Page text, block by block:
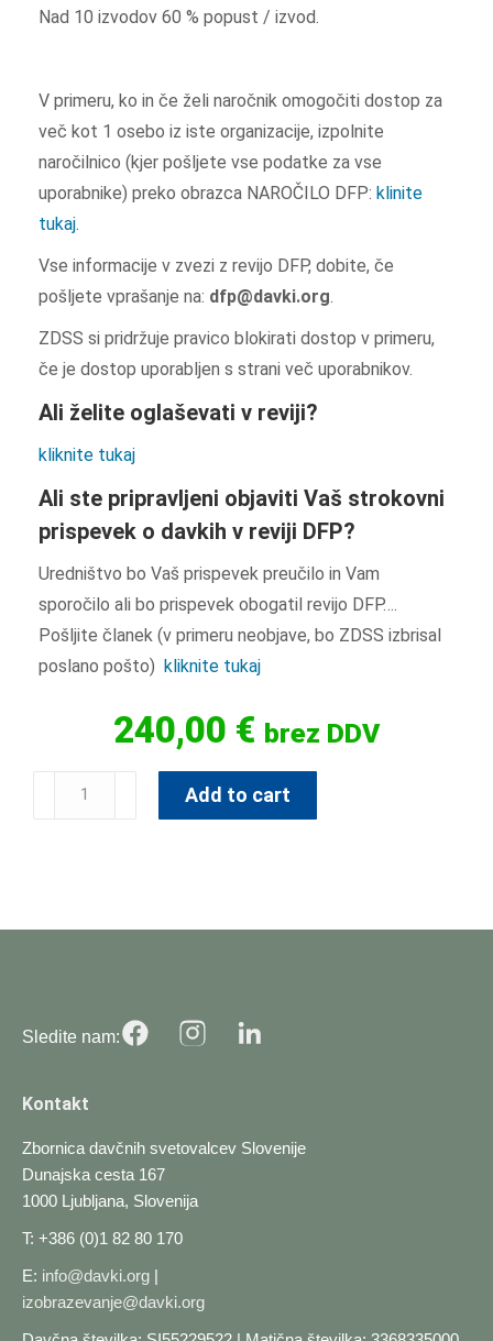
Nad 10 izvodov 60 % popust / izvod.
V primeru, ko in če želi naročnik omogočiti dostop za
več kot 1 osebo iz iste organizacije, izpolnite
naročilnico (kjer pošljete vse podatke za vse
uporabnike) preko obrazca NAROČILO DFP: klinite
tukaj.
Vse informacije v zvezi z revijo DFP, dobite, če
pošljete vprašanje na: dfp@davki.org
ZDSS si pridržuje pravico blokirati dostop v primeru,
če je dostop uporabljen s strani več uporabnikov.
Ali želite oglaševati v reviji?
kliknite tukaj
Ali ste pripravljeni objaviti Vaš strokovni
prispevek o davkih v reviji DFP?
Uredništvo bo Vaš prispevek preučilo in Vam
sporočilo ali bo prispevek obogatil revijo DFP….
Pošljite članek (v primeru neobjave, bo ZDSS izbrisal
poslano pošto) kliknite tukaj
240,00 € brez DDV
Add to cart
Sledite nam:
Kontakt
Zbornica davčnih svetovalcev Slovenije
Dunajska cesta 167
1000 Ljubljana, Slovenija
T: +386 (0)1 82 80 170
E: info@davki.org |
izobrazevanje@davki.org